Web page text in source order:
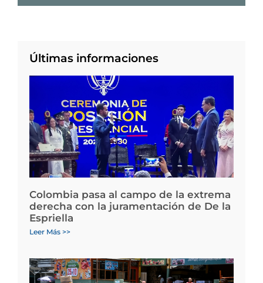
Últimas informaciones
Colombia pasa al campo de la extrema
derecha con la juramentación de De la
Espriella
Leer Más >>